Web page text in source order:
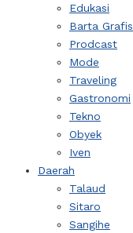
Edukasi
Barta Grafis
Prodcast
Mode
Traveling
Gastronomi
Tekno
Obyek
Iven
Daerah
Talaud
Sitaro
Sangihe